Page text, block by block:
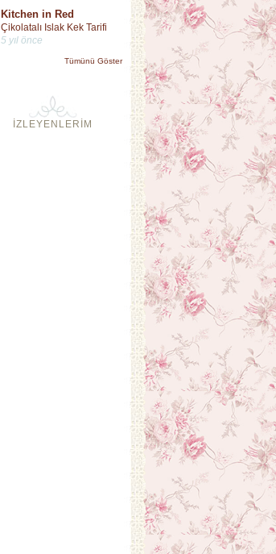
Kitchen in Red
Çikolatalı Islak Kek Tarifi
5 yıl önce
Tümünü Göster
İZLEYENLERİM